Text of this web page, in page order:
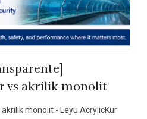
vs akrilik monolit
monolit - Leyu AcrylicKur